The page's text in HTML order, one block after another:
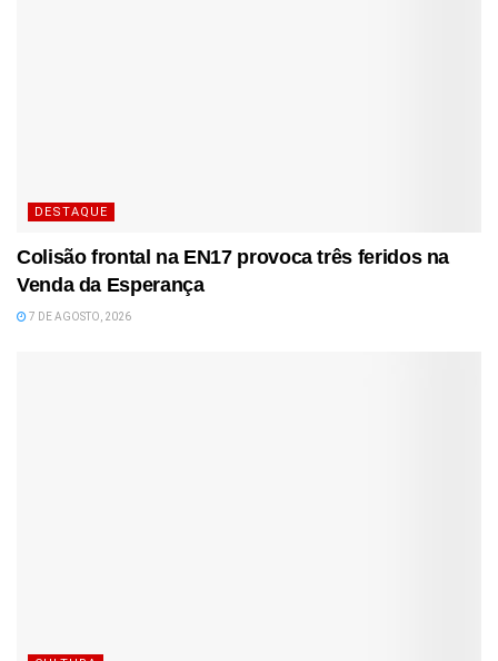
DESTAQUE
Colisão frontal na EN17 provoca três feridos na
Venda da Esperança
7 DE AGOSTO, 2026